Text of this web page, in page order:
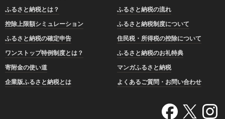
ふるさと納税とは？
ふるさと納税の流れ
控除上限額シミュレーション
ふるさと納税制度について
ふるさと納税の確定申告
住民税・所得税の控除について
ワンストップ特例制度とは？
ふるさと納税のお礼特典
寄附金の使い道
マンガふるさと納税
企業版ふるさと納税とは
よくあるご質問・お問い合わせ